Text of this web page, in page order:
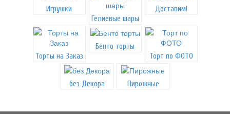
Игрушки
Гелиевые шары
Доставим!
Торты на Заказ
Бенто торты
Торт по ФОТО
без Декора Пирожные